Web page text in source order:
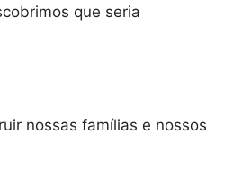
que seria
nossas famílias e nossos